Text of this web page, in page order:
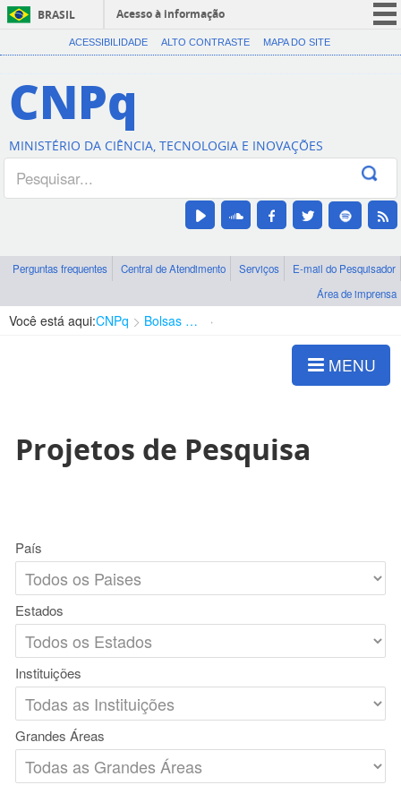
BRASIL
Acesso à informação
CORONAVÍRUS (COVID-19)
Canais
ACESSIBILIDADE ALTO CONTRASTE MAPA DO SITE
CNPq
MINISTÉRIO DA CIÊNCIA, TECNOLOGIA E INOVAÇÕES
Perguntas frequentes Central de Atendimento Serviços
E-mail do Pesquisador
Área de imprensa
Você está aqui:CNPq Bolsas e Auxílios Vigentes
MENU
Projetos de Pesquisa
País
Estados
Instituições
Grandes Áreas